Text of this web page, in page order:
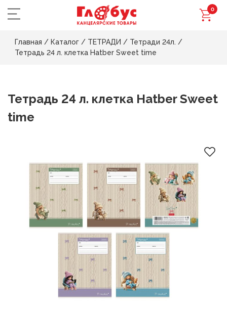
0
Главная / Каталог / ТЕТРАДИ / Тетради 24л. /
Тетрадь 24 л. клетка Hatber Sweet time
Тетрадь 24 л. клетка Hatber Sweet
time